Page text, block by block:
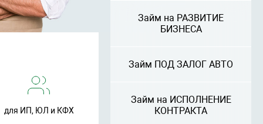
Займ на РАЗВИТИЕ
БИЗНЕСА
Займ ПОД ЗАЛОГ АВТО
Займ на ИСПОЛНЕНИЕ
КОНТРАКТА
для ИП, ЮЛ и КФХ